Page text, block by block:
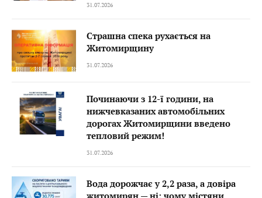
31.07.2026
Страшна спека рухається на
Житомирщину
31.07.2026
Починаючи з 12-ї години, на
нижчевказаних автомобільних
дорогах Житомирщини введено
тепловий режим!
31.07.2026
Вода дорожчає у 2,2 раза, а довіра
житомирян — ні: чому містяни